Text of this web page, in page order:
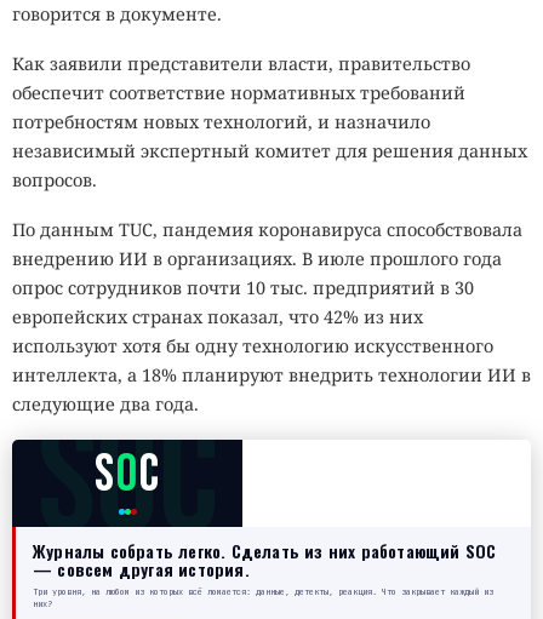
говорится в документе.
Как заявили представители власти, правительство
обеспечит соответствие нормативных требований
потребностям новых технологий, и назначило
независимый экспертный комитет для решения данных
вопросов.
По данным TUC, пандемия коронавируса способствовала
внедрению ИИ в организациях. В июле прошлого года
опрос сотрудников почти 10 тыс. предприятий в 30
европейских странах показал, что 42% из них
используют хотя бы одну технологию искусственного
интеллекта, а 18% планируют внедрить технологии ИИ в
следующие два года.
SOC
SOC
Журналы собрать легко. Сделать из них работающий SOC
— совсем другая история.
Три уровня, на любом из которых всё ломается: данные, детекты, реакция. Что закрывает каждый из
них?